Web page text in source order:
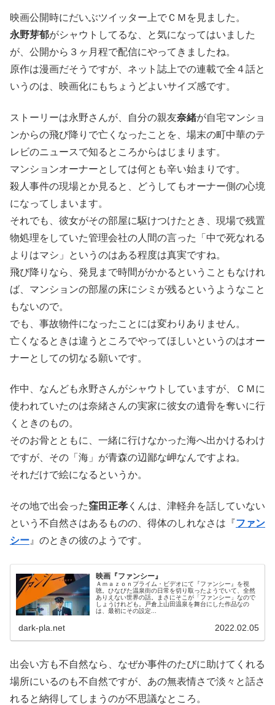
映画公開時にだいぶツイッター上でＣＭを見ました。
永野芽郁がシャウトしてるな、と気になってはいました
が、公開から３ヶ月程で配信にやってきましたね。
原作は漫画だそうですが、ネット誌上での連載で全４話と
いうのは、映画化にもちょうどよいサイズ感です。
ストーリーは永野さんが、自分の親友奈緒が自宅マンショ
ンからの飛び降りで亡くなったことを、場末の町中華のテ
レビのニュースで知るところからはじまります。
マンションオーナーとしては何とも辛い始まりです。
殺人事件の現場とか見ると、どうしてもオーナー側の心境
になってしまいます。
それでも、彼女がその部屋に駆けつけたとき、現場で残置
物処理をしていた管理会社の人間の言った「中で死なれる
よりはマシ」というのはある程度は真実ですね。
飛び降りなら、発見まで時間がかかるということもなけれ
ば、マンションの部屋の床にシミが残るというようなこと
もないので。
でも、事故物件になったことには変わりありません。
亡くなるときは違うところでやってほしいというのはオー
ナーとしての切なる願いです。
作中、なんども永野さんがシャウトしていますが、ＣＭに
使われていたのは奈緒さんの実家に彼女の遺骨を奪いに行
くときのもの。
そのお骨とともに、一緒に行けなかった海へ出かけるわけ
ですが、その「海」が青森の辺鄙な岬なんですよね。
それだけで絵になるというか。
その地で出会った窪田正孝 くんは、津軽弁を話していない
という不自然さはあるものの、得体のしれなさは『ファン
シー 』のときの彼のようです。
映画『ファンシー』
Ａｍａｚｏｎプライム・ビデオにて『ファンシー』を視
聴。ひなびた温泉街の日常を切り取ったようでいて、全然
ありえない世界の話。まさにそこが「ファンシー」なので
しょうけれども。戸倉上山田温泉を舞台にした作品なの
は、最初にその設定...
dark-pla.net 2022.02.05
出会い方も不自然なら、なぜか事件のたびに助けてくれる
場所にいるのも不自然ですが、あの無表情さで淡々と話さ
れると納得してしまうのが不思議なところ。